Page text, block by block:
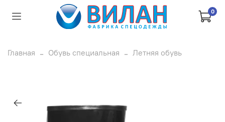
0
Главная Обувь специальная Летняя обувь